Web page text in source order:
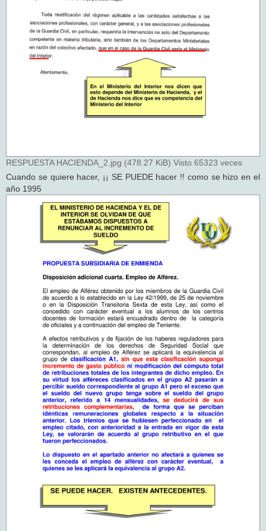
RESPUESTA HACIENDA_2.jpg (478.27 KiB) Visto 65323 veces
Cuando se quiere hacer, ¡¡ SE PUEDE hacer !! como se hizo en el
año 1995